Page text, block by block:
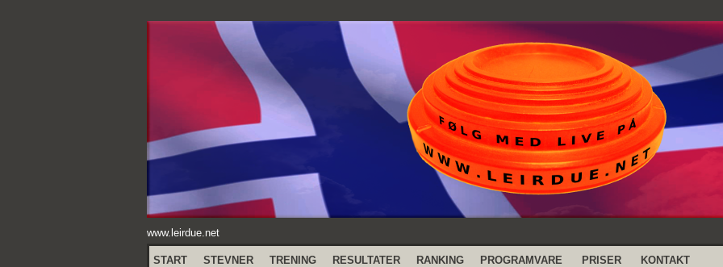
www.leirdue.net
START STEVNER TRENING RESULTATER RANKING PROGRAMVARE PRISER KONTAKT